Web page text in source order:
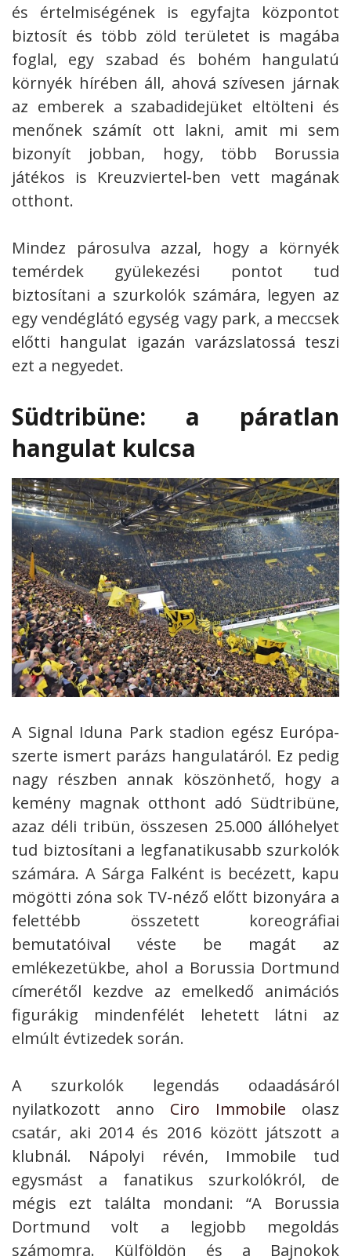
és értelmiségének is egyfajta központot
biztosít és több zöld területet is magába
foglal, egy szabad és bohém hangulatú
környék hírében áll, ahová szívesen járnak
az emberek a szabadidejüket eltölteni és
menőnek számít ott lakni, amit mi sem
bizonyít jobban, hogy, több Borussia
játékos is Kreuzviertel-ben vett magának
otthont.
Mindez párosulva azzal, hogy a környék
temérdek gyülekezési pontot tud
biztosítani a szurkolók számára, legyen az
egy vendéglátó egység vagy park, a meccsek
előtti hangulat igazán varázslatossá teszi
ezt a negyedet.
Südtribüne: a páratlan
hangulat kulcsa
A Signal Iduna Park stadion egész Európa-
szerte ismert parázs hangulatáról. Ez pedig
nagy részben annak köszönhető, hogy a
kemény magnak otthont adó Südtribüne,
azaz déli tribün, összesen 25.000 állóhelyet
tud biztosítani a legfanatikusabb szurkolók
számára. A Sárga Falként is becézett, kapu
mögötti zóna sok TV-néző előtt bizonyára a
felettébb összetett koreográfiai
bemutatóival véste be magát az
emlékezetükbe, ahol a Borussia Dortmund
címerétől kezdve az emelkedő animációs
figurákig mindenfélét lehetett látni az
elmúlt évtizedek során.
A szurkolók legendás odaadásáról
nyilatkozott anno Ciro Immobile olasz
csatár, aki 2014 és 2016 között játszott a
klubnál. Nápolyi révén, Immobile tud
egysmást a fanatikus szurkolókról, de
mégis ezt találta mondani: “A Borussia
Dortmund volt a legjobb megoldás
számomra. Külföldön és a Bajnokok